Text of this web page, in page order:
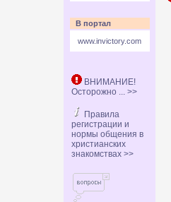
В портал
www.invictory.com
ВНИМАНИЕ!
Осторожно ... >>
Правила
регистрации и
нормы общения в
христианских
знакомствах >>